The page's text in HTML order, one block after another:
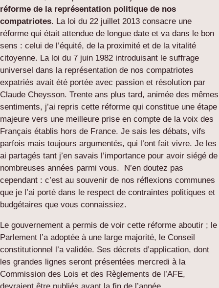
réforme de la représentation politique de nos
compatriotes. La loi du 22 juillet 2013 consacre une
réforme qui était attendue de longue date et va dans le bon
sens : celui de l’équité, de la proximité et de la vitalité
citoyenne. La loi du 7 juin 1982 introduisant le suffrage
universel dans la représentation de nos compatriotes
expatriés avait été portée avec passion et résolution par
Claude Cheysson. Trente ans plus tard, animée des mêmes
sentiments, j’ai repris cette réforme qui constitue une étape
majeure vers une meilleure prise en compte de la voix des
Français établis hors de France. Je sais les débats, vifs
parfois mais toujours argumentés, qui l’ont fait vivre. Je les
ai partagés tant j’en savais l’importance pour avoir siégé de
nombreuses années parmi vous. N’en doutez pas
cependant : c’est au souvenir de nos réflexions communes
que je l’ai porté dans le respect de contraintes politiques et
budgétaires que vous connaissiez.
Le gouvernement a permis de voir cette réforme aboutir ; le
Parlement l’a adoptée à une large majorité, le Conseil
constitutionnel l’a validée. Ses décrets d’application, dont
les grandes lignes seront présentées mercredi à la
Commission des Lois et des Règlements de l’AFE,